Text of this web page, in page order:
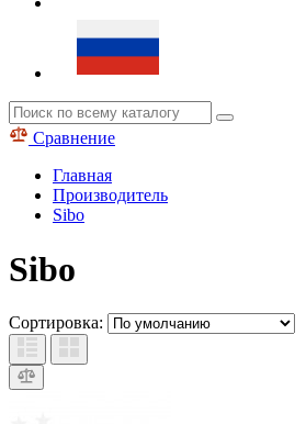
Сравнение
Главная
Производитель
Sibo
Sibo
Сортировка: